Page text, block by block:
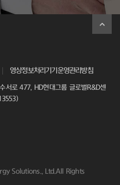
영상정보처리기기운영관리방침
서로 477, HD현대그룹 글로벌R&D센
Solutions., Ltd.All Rights